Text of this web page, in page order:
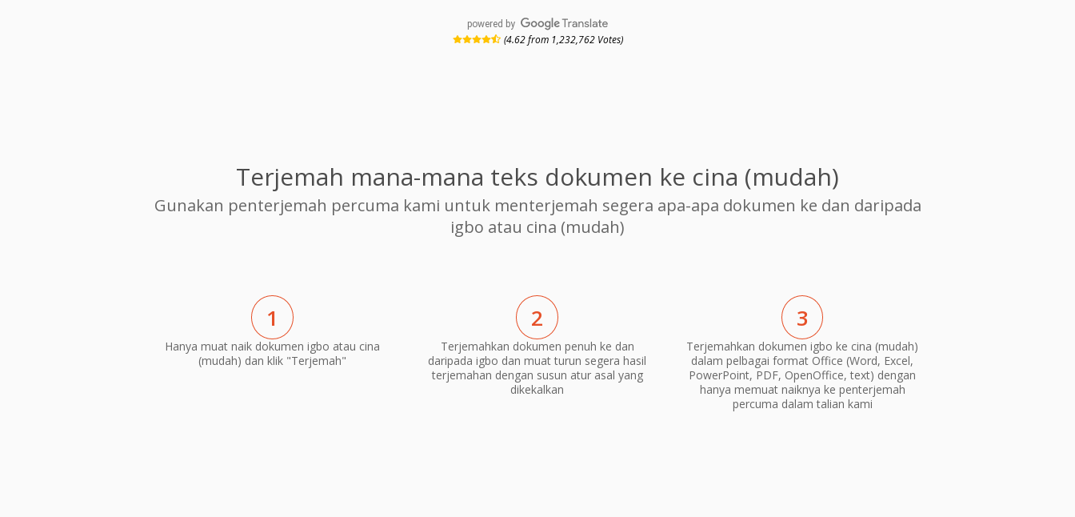
powered by
(4.62 from 1,232,762 Votes)
Terjemah mana-mana teks dokumen ke cina (mudah)
Gunakan penterjemah percuma kami untuk menterjemah segera apa-apa dokumen ke dan daripada
igbo atau cina (mudah)
1
Hanya muat naik dokumen igbo atau cina
(mudah) dan klik "Terjemah"
2
Terjemahkan dokumen penuh ke dan
daripada igbo dan muat turun segera hasil
terjemahan dengan susun atur asal yang
dikekalkan
3
Terjemahkan dokumen igbo ke cina (mudah)
dalam pelbagai format Office (Word, Excel,
PowerPoint, PDF, OpenOffice, text) dengan
hanya memuat naiknya ke penterjemah
percuma dalam talian kami